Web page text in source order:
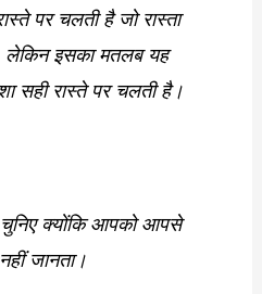
पर चलती है जो रास्ता
लेकिन इसका मतलब यह
सही रास्ते पर चलती है।
क्योंकि आपको आपसे
जानता।